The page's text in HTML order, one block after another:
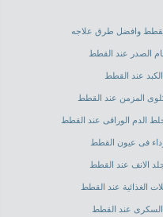
القطط وافضل طرق علاجه
الصدر عند القطط
عند القطط
المزمن عند القطط
الدم الوراقى عند القطط
فى عيون القطط
الانف عند القطط
الغذائية عند القطط
عند القطط